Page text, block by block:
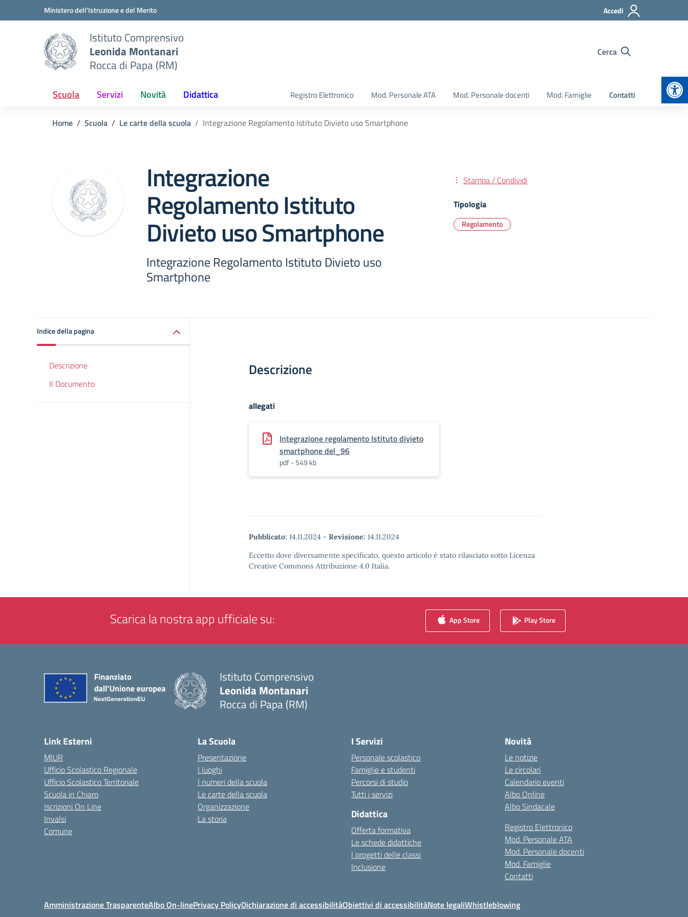
Vai ai contenuti
Vai al menu di navigazioneMinistero dell'Istruzione e del Merito Accedi
Istituto Comprensivo
Leonida Montanari
Rocca di Papa (RM)
Cerca
Scuola Servizi Novità Didattica Registro Elettronico Mod. Personale ATA Mod. Personale docenti Mod. Famiglie Contatti
Home Scuola Le carte della scuola Integrazione Regolamento Istituto Divieto uso Smartphone
Integrazione
Regolamento Istituto
Divieto uso Smartphone
Integrazione Regolamento Istituto Divieto uso
Smartphone
Stampa / Condividi
Tipologia
Regolamento
Indice della pagina
Descrizione
Il Documento
Descrizione
allegati
Integrazione regolamento Istituto divieto
smartphone del_96
pdf - 549 kb
Pubblicato: 14.11.2024 - Revisione: 14.11.2024
Eccetto dove diversamente specificato, questo articolo è stato rilasciato sotto Licenza
Creative Commons Attribuzione 4.0 Italia.
Scarica la nostra app ufficiale su: App Store Play Store
Istituto Comprensivo
Leonida Montanari
Rocca di Papa (RM)
Link Esterni
MIUR
Ufficio Scolastico Regionale
Ufficio Scolastico Territoriale
Scuola in Chiaro
Iscrizioni On Line
Invalsi
Comune
La Scuola
Presentazione
I luoghi
I numeri della scuola
Le carte della scuola
Organizzazione
La storia
I Servizi
Personale scolastico
Famiglie e studenti
Percorsi di studio
Tutti i servizi
Didattica
Offerta formativa
Le schede didattiche
I progetti delle classi
Inclusione
Novità
Le notizie
Le circolari
Calendario eventi
Albo Online
Albo Sindacale
Registro Elettronico
Mod. Personale ATA
Mod. Personale docenti
Mod. Famiglie
Contatti
Amministrazione TrasparenteAlbo On-linePrivacy PolicyDichiarazione di accessibilitàObiettivi di accessibilitàNote legaliWhistleblowing